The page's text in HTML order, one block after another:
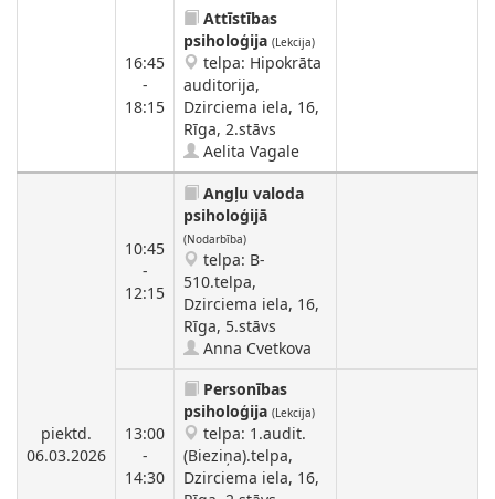
16:45
-
18:15
Attīstības
psiholoģija (Lekcija)
telpa: Hipokrāta
auditorija,
Dzirciema iela, 16,
Rīga, 2.stāvs
Aelita Vagale
piektd.
06.03.2026
10:45
-
12:15
Angļu valoda
psiholoģijā
(Nodarbība)
telpa: B-
510.telpa,
Dzirciema iela, 16,
Rīga, 5.stāvs
Anna Cvetkova
13:00
-
14:30
Personības
psiholoģija (Lekcija)
telpa: 1.audit.
(Bieziņa).telpa,
Dzirciema iela, 16,